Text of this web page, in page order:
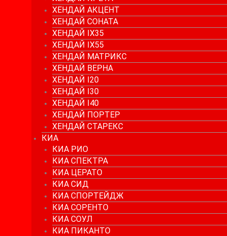
ХЕНДАЙ АКЦЕНТ
ХЕНДАЙ СОНАТА
ХЕНДАЙ IX35
ХЕНДАЙ IX55
ХЕНДАЙ МАТРИКС
ХЕНДАЙ ВЕРНА
ХЕНДАЙ I20
ХЕНДАЙ I30
ХЕНДАЙ I40
ХЕНДАЙ ПОРТЕР
ХЕНДАЙ СТАРЕКС
КИА
КИА РИО
КИА СПЕКТРА
КИА ЦЕРАТО
КИА СИД
КИА СПОРТЕЙДЖ
КИА СОРЕНТО
КИА СОУЛ
КИА ПИКАНТО